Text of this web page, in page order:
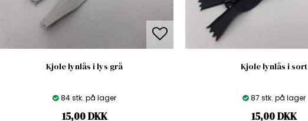
Kjole lynlås i lys grå
84 stk. på lager
15,00DKK
Kjole lynlås i sort
87 stk. på lager
15,00DKK